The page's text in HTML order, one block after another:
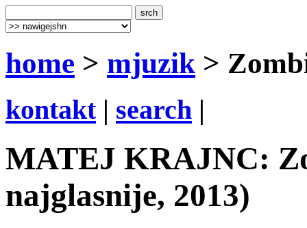
home > mjuzik >
kontakt| search |
MATEJ KRAJNC:
najglasnije, 2013)